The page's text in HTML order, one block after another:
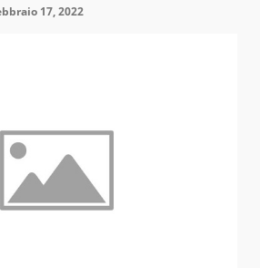
17, 2022